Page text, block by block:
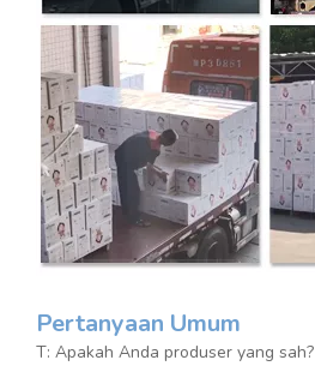
Pertanyaan Umum
T: Apakah Anda produser yang sah?